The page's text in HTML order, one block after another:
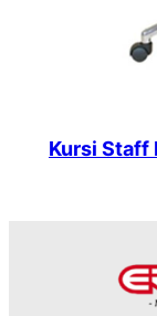
Kursi Staff